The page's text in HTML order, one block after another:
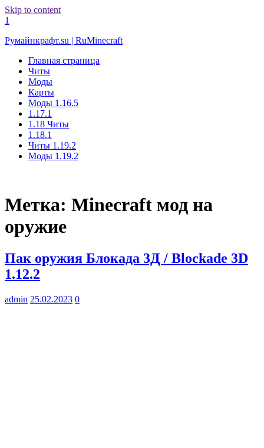
Skip to content
1
Румайнкрафт.su | RuMinecraft
Главная страница
Читы
Моды
Карты
Моды 1.16.5
1.17.1
1.18 Читы
1.18.1
Читы 1.19.2
Моды 1.19.2
Метка: Minecraft мод на
оружие
Пак оружия Блокада 3Д / Blockade 3D
1.12.2
admin 25.02.2023 0